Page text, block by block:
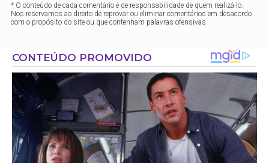
* O conteúdo de cada comentário é de responsabilidade de quem realizá-lo.
Nos reservamos ao direito de reprovar ou eliminar comentários em desacordo
com o propósito do site ou que contenham palavras ofensivas.